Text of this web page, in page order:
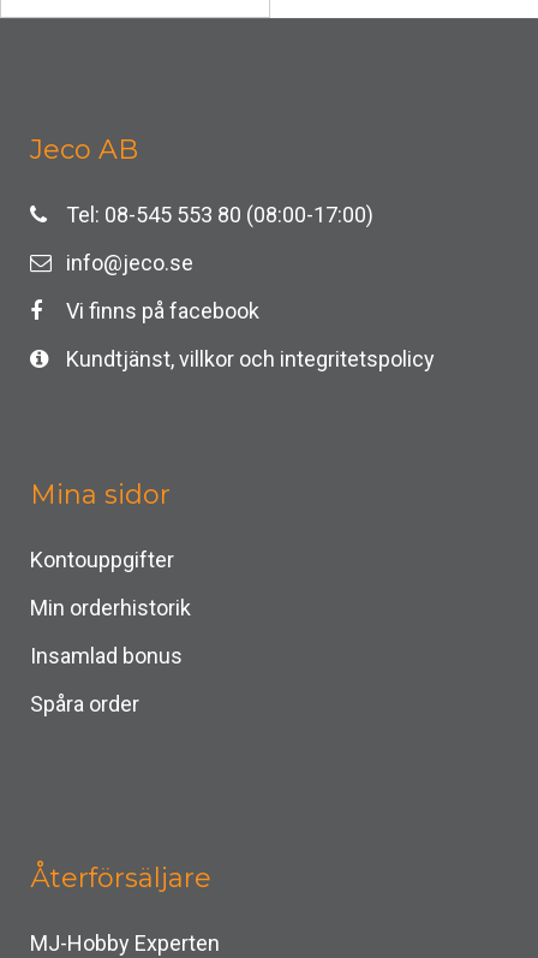
Jeco AB
Tel: 08-545 553 80 (08:00-17:00)
info@jeco.se
Vi finns på facebook
Kundtjänst, villkor och integritetspolicy
Mina sidor
Kontouppgifter
Min orderhistorik
Insamlad bonus
Spåra order
Återförsäljare
MJ-Hobby Experten